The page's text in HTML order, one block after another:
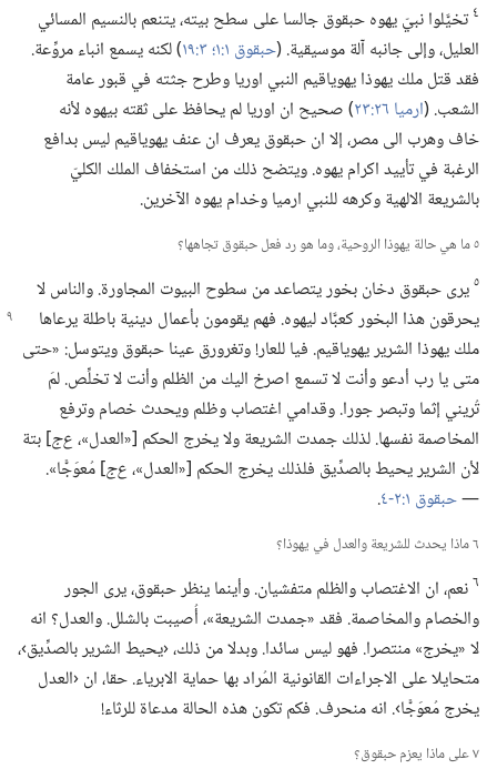
٤تخيَّلوا نبيّ يهوه حبقوق جالسا على سطح بيته،‏ يتنعم بالنسيم المسائي
العليل،‏ وإلى جانبه آلة موسيقية.‏ (‏حبقوق ١:‏١؛‏
‏)‏ لكنه يسمع انباء مروِّعة.‏
فقد قتل ملك يهوذا يهوياقيم النبي اوريا وطرح جثته في قبور عامة
الشعب.‏ (‏ارميا ٢٦:‏٢٣
‏)‏ صحيح ان اوريا لم يحافظ على ثقته بيهوه لأنه
خاف وهرب الى مصر،‏ إلا ان حبقوق يعرف ان عنف يهوياقيم ليس بدافع
الرغبة في تأييد اكرام يهوه.‏ ويتضح ذلك من استخفاف الملك الكليّ
بالشريعة الالهية وكرهه للنبي ارميا وخدام يهوه الآخرين.‏
٥ ما هي حالة يهوذا الروحية،‏ وما هو رد فعل حبقوق تجاهها؟‏
٥يرى حبقوق دخان بخور يتصاعد من سطوح البيوت المجاورة.‏ والناس لا
يحرقون هذا البخور كعبَّاد ليهوه.‏ فهم يقومون بأعمال دينية باطلة يرعاها
ملك يهوذا الشرير يهوياقيم.‏ فيا للعار!‏ وتغرورق عينا حبقوق ويتوسل:‏ «حتى
متى يا رب أدعو وأنت لا تسمع اصرخ اليك من الظلم وأنت لا تخلِّص.‏ لمَ
تُريني إثما وتبصر جورا.‏ وقدامي اغتصاب وظلم ويحدث خصام وترفع
المخاصمة نفسها.‏ لذلك جمدت الشريعة ولا يخرج الحكم [«العدل»،‏ع‌ج‏] بتة
لأن الشرير يحيط بالصدِّيق فلذلك يخرج الحكم [«العدل»،‏ع‌ج‏] مُعوَجًّا».‏
—‏حبقوق ١:‏٢-‏٤ ‏.‏
٦ ماذا يحدث للشريعة والعدل في يهوذا؟‏
٦نعم،‏ ان الاغتصاب والظلم متفشيان.‏ وأينما ينظر حبقوق،‏ يرى الجور
والخصام والمخاصمة.‏ فقد «جمدت الشريعة»،‏ أُصيبت بالشلل.‏ والعدل؟‏ انه
لا «يخرج» منتصرا.‏ فهو ليس سائدا.‏ وبدلا من ذلك،‏ ‹يحيط الشرير بالصدِّيق›،‏
متحايلا على الاجراءات القانونية المُراد بها حماية الابرياء.‏ حقا،‏ ان ‹العدل
يخرج مُعوَجًّا›.‏ انه منحرف.‏ فكم تكون هذه الحالة مدعاة للرثاء!‏
٧ على ماذا يعزم حبقوق؟‏